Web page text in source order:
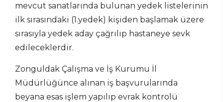
mevcut sanatlarında bulunan yedek listelerinin
ilk sırasındaki (1.yedek) kişiden başlamak üzere
sırasıyla yedek aday çağrılıp hastaneye sevk
edileceklerdir.
Zonguldak Çalışma ve İş Kurumu İl
Müdürlüğünce alınan iş başvurularında
beyana esas işlem yapılıp evrak kontrolü